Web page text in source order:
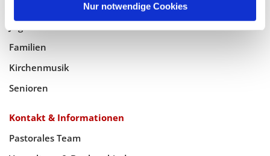
Nur notwendige Cookies
Familien
Kirchenmusik
Senioren
Kontakt & Informationen
Pastorales Team